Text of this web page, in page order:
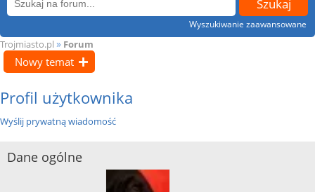
Wyszukiwanie zaawansowane
Trojmiasto.pl » Forum
Nowy temat
Profil użytkownika
Wyślij prywatną wiadomość
Dane ogólne